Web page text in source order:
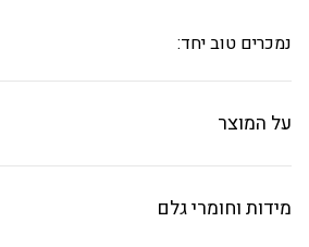
נמכרים טוב יחד:
על המוצר
מבית Casasi האוסטרית עבור Buona casa
מידות וחומרי גלם